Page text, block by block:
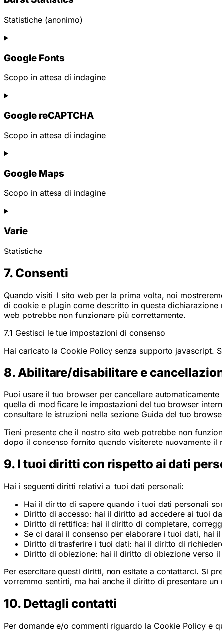
Statistiche (anonimo)
Consent
service
statistics
Google Fonts
Scopo in attesa di indagine
Consent
service
fonts
Google reCAPTCHA
Scopo in attesa di indagine
Consent
service
recaptcha
Google Maps
Scopo in attesa di indagine
Consent
service
maps
Varie
Statistiche
Consent
to
varie
7. Consenti
Quando visiti il sito web per la prima volta, noi
di cookie e plugin come descritto in questa
web potrebbe non funzionare più correttamente.
7.1 Gestisci le tue impostazioni di consenso
Hai caricato la Cookie Policy senza supporto javascript.
8. Abilitare/disabilitare e
Puoi usare il tuo browser per cancellare
quella di modificare le impostazioni del tuo browser
consultare le istruzioni nella sezione Guida del tuo
Tieni presente che il nostro sito web potrebbe non
dopo il consenso fornito quando visiterete nuovamente il
9. I tuoi diritti con rispetto ai dati
Hai i seguenti diritti relativi ai tuoi dati personali:
Hai il diritto di sapere quando i tuoi dati personali
Diritto di accesso: hai il diritto ad accedere ai tuoi
Diritto di rettifica: hai il diritto di completare,
Se ci darai il consenso per elaborare i tuoi dati, hai
Diritto di trasferire i tuoi dati: hai il diritto di
Diritto di obiezione: hai il diritto di obiezione verso
Per esercitare questi diritti, non esitate a contattarci. Si
vorremmo sentirti, ma hai anche il diritto di presentare
10. Dettagli contatti
Per domande e/o commenti riguardo la Cookie Policy e